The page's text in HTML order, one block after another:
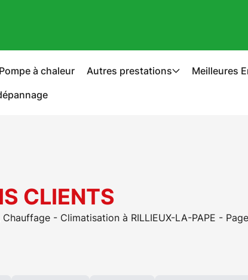
Pompe à chaleur Autres prestations Meilleures
Chauffage - Climatisation à RILLIEUX-LA-PAPE -
CLIENTS